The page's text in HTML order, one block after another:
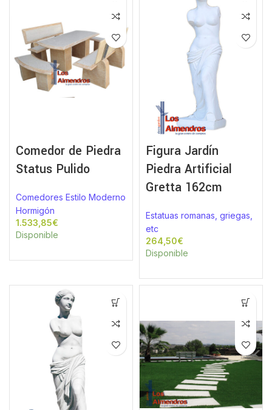
Comedor de Piedra
Status Pulido
Comedores Estilo Moderno
Hormigón
€
Disponible
Figura Jardín
Piedra Artificial
Gretta 162cm
Estatuas romanas, griegas,
etc
€
Disponible